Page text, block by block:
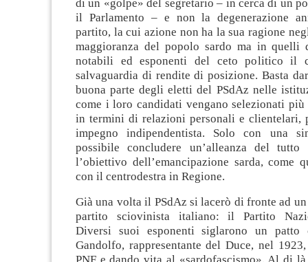
di un «golpe» del segretario – in cerca di un
il Parlamento – e non la degenerazione
partito, la cui azione non ha la sua ragione
maggioranza del popolo sardo ma in
notabili ed esponenti del ceto politico il
salvaguardia di rendite di posizione. Basta
buona parte degli eletti del PSdAz nelle
come i loro candidati vengano selezionati
in termini di relazioni personali e clientelari,
impegno indipendentista. Solo con una
possibile concludere un’alleanza del tutto
l’obiettivo dell’emancipazione sarda, come
con il centrodestra in Regione.
Già una volta il PSdAz si lacerò di fronte ad
partito sciovinista italiano: il Partito
Diversi suoi esponenti siglarono un
Gandolfo, rappresentante del Duce, nel